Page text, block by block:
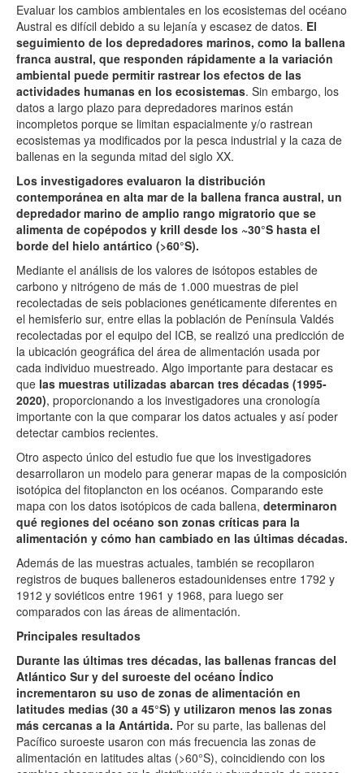
Evaluar los cambios ambientales en los ecosistemas del océano
Austral es difícil debido a su lejanía y escasez de datos. El
seguimiento de los depredadores marinos, como la ballena
franca austral, que responden rápidamente a la variación
ambiental puede permitir rastrear los efectos de las
actividades humanas en los ecosistemas. Sin embargo, los
datos a largo plazo para depredadores marinos están
incompletos porque se limitan espacialmente y/o rastrean
ecosistemas ya modificados por la pesca industrial y la caza de
ballenas en la segunda mitad del siglo XX.
Los investigadores evaluaron la distribución
contemporánea en alta mar de la ballena franca austral, un
depredador marino de amplio rango migratorio que se
alimenta de copépodos y krill desde los ~30°S hasta el
borde del hielo antártico (>60°S).
Mediante el análisis de los valores de isótopos estables de
carbono y nitrógeno de más de 1.000 muestras de piel
recolectadas de seis poblaciones genéticamente diferentes en
el hemisferio sur, entre ellas la población de Península Valdés
recolectadas por el equipo del ICB, se realizó una predicción de
la ubicación geográfica del área de alimentación usada por
cada individuo muestreado. Algo importante para destacar es
que las muestras utilizadas abarcan tres décadas (1995-
2020), proporcionando a los investigadores una cronología
importante con la que comparar los datos actuales y así poder
detectar cambios recientes.
Otro aspecto único del estudio fue que los investigadores
desarrollaron un modelo para generar mapas de la composición
isotópica del fitoplancton en los océanos. Comparando este
mapa con los datos isotópicos de cada ballena, determinaron
qué regiones del océano son zonas críticas para la
alimentación y cómo han cambiado en las últimas décadas.
Además de las muestras actuales, también se recopilaron
registros de buques balleneros estadounidenses entre 1792 y
1912 y soviéticos entre 1961 y 1968, para luego ser
comparados con las áreas de alimentación.
Principales resultados
Durante las últimas tres décadas, las ballenas francas del
Atlántico Sur y del suroeste del océano Índico
incrementaron su uso de zonas de alimentación en
latitudes medias (30 a 45°S) y utilizaron menos las zonas
más cercanas a la Antártida. Por su parte, las ballenas del
Pacífico suroeste usaron con más frecuencia las zonas de
alimentación en latitudes altas (>60°S), coincidiendo con los